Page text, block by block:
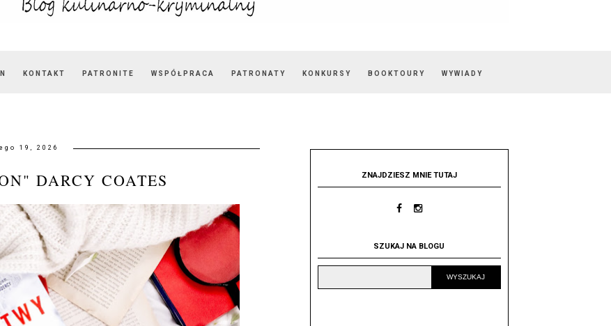
KONTAKT PATRONITE WSPÓŁPRACA PATRONATY KONKURSY BOOKTOURY WYWIADY
19, 2026
DARCY COATES ZNAJDZIESZ MNIE TUTAJ
SZUKAJ NA BLOGU